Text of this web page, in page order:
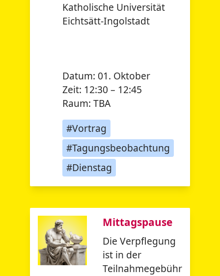
Katholische Universität
Eichtsätt-Ingolstadt
Datum: 01. Oktober
Zeit: 12:30 – 12:45
Raum: TBA
#Vortrag
#Tagungsbeobachtung
#Dienstag
Mittagspause
Die Verpflegung
ist in der
Teilnahmegebühr